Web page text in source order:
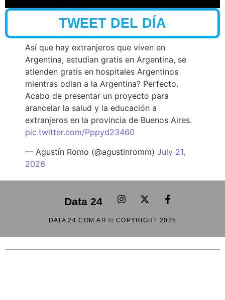
TWEET DEL DÍA
Así que hay extranjeros que viven en
Argentina, estudian gratis en Argentina, se
atienden gratis en hospitales Argentinos
mientras odian a la Argentina? Perfecto.
Acabo de presentar un proyecto para
arancelar la salud y la educación a
extranjeros en la provincia de Buenos Aires.
pic.twitter.com/Pppyd23460
— Agustín Romo (@agustinromm) July 21,
2026
Data 24
DATA 24.COM.AR © COPYRIGHT 2025